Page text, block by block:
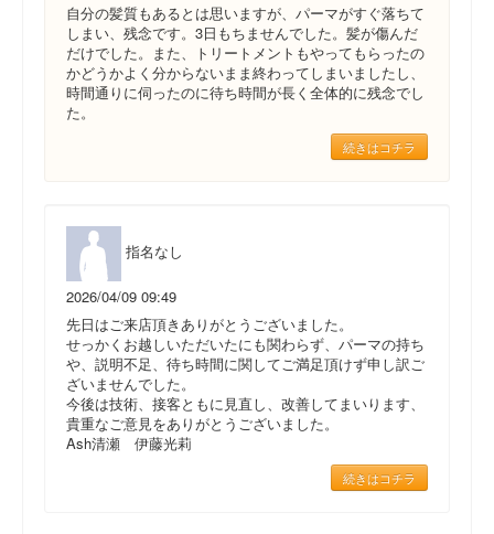
自分の髪質もあるとは思いますが、パーマがすぐ落ちて
しまい、残念です。3日もちませんでした。髪が傷んだ
だけでした。また、トリートメントもやってもらったの
かどうかよく分からないまま終わってしまいましたし、
時間通りに伺ったのに待ち時間が長く全体的に残念でし
た。
続きはコチラ
指名なし
2026/04/09 09:49
先日はご来店頂きありがとうございました。
せっかくお越しいただいたにも関わらず、パーマの持ち
や、説明不足、待ち時間に関してご満足頂けず申し訳ご
ざいませんでした。
今後は技術、接客ともに見直し、改善してまいります、
貴重なご意見をありがとうございました。
Ash清瀬 伊藤光莉
続きはコチラ